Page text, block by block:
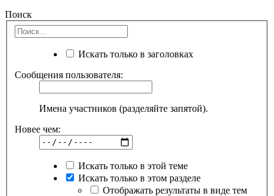
Поиск
Искать только в заголовках
Сообщения пользователя:
Имена участников (разделяйте запятой).
Новее чем:
Искать только в этой теме
Искать только в этом разделе
Отображать результаты в виде тем